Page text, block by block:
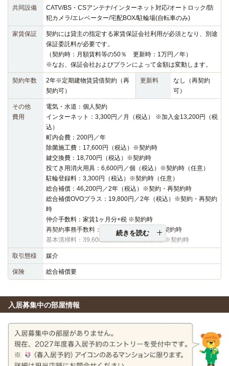
共同設備
CATV/BS・CSアンテナ/インターネット対応/オートロック/防
犯カメラ/エレベーター/宅配BOX/駐輪場(自転車のみ)
家賃保証
契約には貸主の指定する家賃保証会社利用が必須となり、別途
保証委託料が必要です。
（契約時：月額賃料等の50％ 更新時：1万円／年）
※なお、保証会社およびプランによって金額は変動します。
契約年数
2年※定期建物賃貸借契約（再
契約可）
更新料
なし（再契約
可）
その他
費用
電気・水道：個人契約
インターネット：3,300円／月（税込） ※加入金13,200円（税
込）
町内会費：200円／年
除菌施工費：17,600円（税込）※契約時
鍵交換費：18,700円（税込）※契約時
投てき用消火用具：6,600円／個（税込）※契約時（任意）
駐輪登録料：3,300円（税込）※契約時（任意）
総合補償：46,200円／2年（税込）※契約・再契約時
総合補償OVOプラス：19,800円／2年（税込）※契約・再契約
時
仲介手数料：家賃1ヶ月分+税 ※契約時
再契約事務手数料：16,500円（税込）※再契約時
基本清掃料：39,600円～42,900円（税込）※契約時
続きを読む
取引態様 媒介
保険 総合補償要
入居募集中の部屋情報